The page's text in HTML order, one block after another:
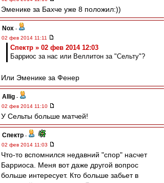
Эменике за Бахче уже 8 положил:))
Nox -
02 фев 2014 11:11
Спектр » 02 фев 2014 12:03
Барриос за нас или Веллитон за "Сельту"?
Или Эменике за Фенер
Allig -
02 фев 2014 11:10
У Сельты больше матчей!
Спектр -
02 фев 2014 11:03
Что-то вспомнился недавний "спор" насчет
Барриоса. Меня вот даже другой вопрос
больше интересует. Кто больше забьет в